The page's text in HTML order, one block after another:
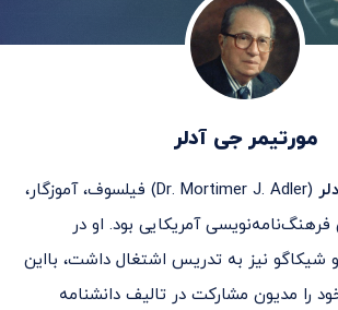
مورتیمر جی آدلر
(Dr. Mortimer J. Adler) فیلسوف، آموزگار،
آمریکایی بود. او در
و شیکاگو نیز به تدریس اشتغال داشت، با‌این
را مدیون مشارکت در تالیف دانشنامه